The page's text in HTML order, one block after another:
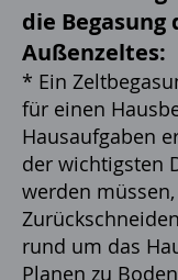
die Begasung
Außenzeltes:
* Ein
für einen
Hausaufgaben
der wichtigsten
werden
rund um das
Planen zu